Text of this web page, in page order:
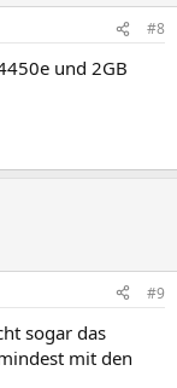
#8
und 2GB
#9
sogar das
mit den